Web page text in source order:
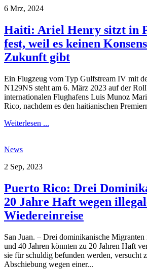
6 Mrz, 2024
Haiti: Ariel Henry sitzt in
fest, weil es keinen
Zukunft gibt
Ein Flugzeug vom Typ Gulfstream IV mit
N129NS steht am 6. März 2023 auf der
internationalen Flughafens Luis Munoz
Rico, nachdem es den haitianischen
Weiterlesen ...
News
2 Sep, 2023
Puerto Rico: Drei
20 Jahre Haft wegen
Wiedereinreise
San Juan. – Drei dominikanische
und 40 Jahren könnten zu 20 Jahren Haft
sie für schuldig befunden werden, versucht
Abschiebung wegen einer...